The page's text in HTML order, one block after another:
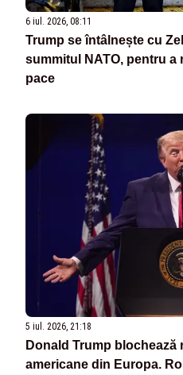
6 iul. 2026, 08:11
Trump se întâlnește cu
summitul NATO, pentru a
pace
5 iul. 2026, 21:18
Donald Trump
americane din Europa.